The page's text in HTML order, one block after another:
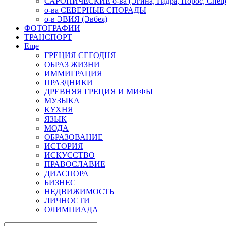
о-ва СЕВЕРНЫЕ СПОРАДЫ
о-в ЭВИЯ (Эвбея)
ФОТОГРАФИИ
ТРАНСПОРТ
Еще
ГРЕЦИЯ СЕГОДНЯ
ОБРАЗ ЖИЗНИ
ИММИГРАЦИЯ
ПРАЗДНИКИ
ДРЕВНЯЯ ГРЕЦИЯ И МИФЫ
МУЗЫКА
КУХНЯ
ЯЗЫК
МОДА
ОБРАЗОВАНИЕ
ИСТОРИЯ
ИСКУССТВО
ПРАВОСЛАВИЕ
ДИАСПОРА
БИЗНЕС
НЕДВИЖИМОСТЬ
ЛИЧНОСТИ
ОЛИМПИАДА